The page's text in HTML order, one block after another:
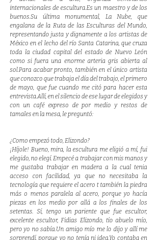
internacionales de escultura.Es un maestro y de los
buenos.Su última monumental, La Nube, que
engalana de la Ruta de las Esculturas del Mundo,
representando justa y dignamente a los artistas de
México en el lecho del río Santa Catarina, que cruza
toda la ciudad capital del estado de Nuevo León
como si fuera una enorme arteria gris abierta al
sol.Para acabar pronto, también en el único artista
que conozco que trabaja el día del trabajo, el primero
de mayo, que fue cuando me citó para hacer esta
entrevista.Allí, en el silencio de ese lugar de elegidos y
con un café expreso de por medio y restos de
tamales en la mesa, le preguntó:
¿Como empezó todo, Elizondo?
¡Híjole! Bueno, mira, la escultura me eligió a mí, fui
elegido, no elegí. Empecé a trabajar con mis manos y
me gustaba trabajar en madera a la cual tenia
acceso con facilidad, ya que no necesitaba la
tecnología que requiere el acero t también la piedra
más o menos paralela al acero, porque yo hacía
piezas en los medio por allá a los finales de los
setentas. Sí, tengo un pariente que fue escultor,
excelente escultor, Fidias Elizondo, tío abuelo mío,
pero yo no sabía.Un amigo mío me lo dijo y allí me
sorprendí, porque yo no tenía ni idea.Yo contaba en